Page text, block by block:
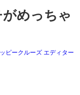
めっちゃ
ピークルーズ エディター